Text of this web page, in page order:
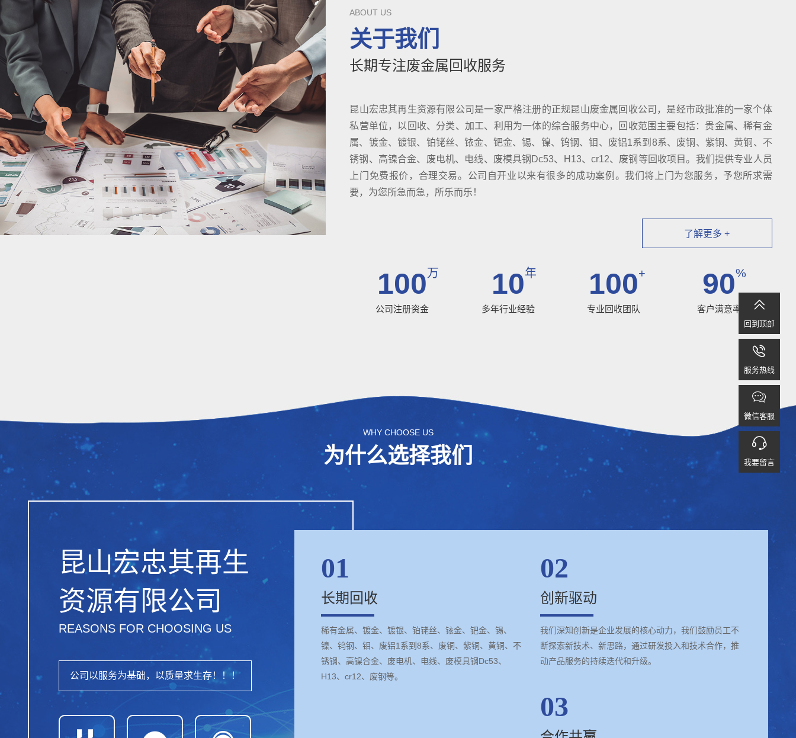
ABOUT US
关于我们
长期专注废金属回收服务
昆山宏忠其再生资源有限公司是一家严格注册的正规昆山废金属回收公司，是经市政批准的一家个体
私营单位，以回收、分类、加工、利用为一体的综合服务中心，回收范围主要包括：贵金属、稀有金
属、镀金、镀银、铂铑丝、铱金、钯金、锡、镍、钨钢、钼、废铝1系到8系、废铜、紫铜、黄铜、不
锈钢、高镍合金、废电机、电线、废模具钢Dc53、H13、cr12、废钢等回收项目。我们提供专业人员
上门免费报价，合理交易。公司自开业以来有很多的成功案例。我们将上门为您服务，予您所求需
要，为您所急而急，所乐而乐！
了解更多 +
100万
公司注册资金
10年
多年行业经验
100+
专业回收团队
90%
客户满意率
WHY CHOOSE US
为什么选择我们
昆山宏忠其再生
资源有限公司
REASONS FOR CHOOSING US
公司以服务为基础，以质量求生存！！！
01
长期回收
稀有金属、镀金、镀银、铂铑丝、铱金、钯金、锡、
镍、钨钢、钼、废铝1系到8系、废铜、紫铜、黄铜、不
锈钢、高镍合金、废电机、电线、废模具钢Dc53、
H13、cr12、废钢等。
02
创新驱动
我们深知创新是企业发展的核心动力，我们鼓励员工不
断探索新技术、新思路，通过研发投入和技术合作，推
动产品服务的持续迭代和升级。
03

回到顶部

服务热线

微信客服

我要留言